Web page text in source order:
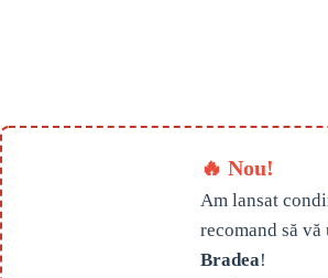
🔥 Nou!
Am lansat
recomand să
Bradea!